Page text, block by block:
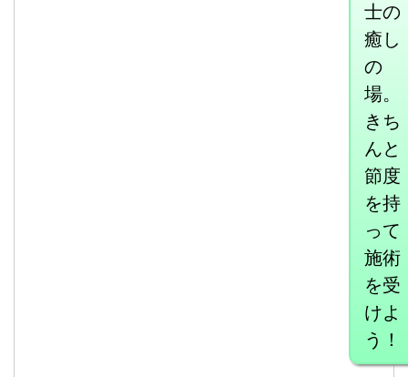
士の
癒し
の
場。
きち
んと
節度
を持
って
施術
を受
けよ
う！